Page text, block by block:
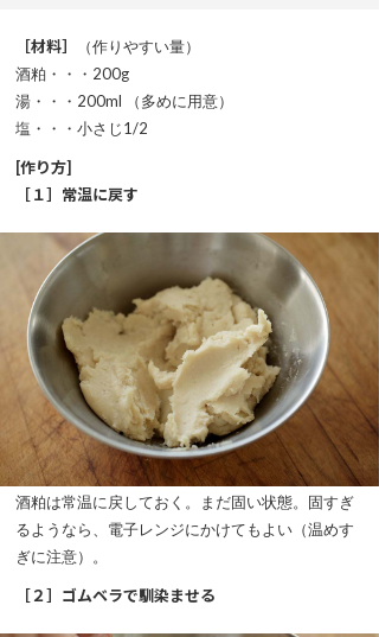
［材料］
（作りやすい量）
酒粕・・・200g
湯・・・200ml （多めに用意）
塩・・・小さじ1/2
[作り方]
［１］常温に戻す
酒粕は常温に戻しておく。まだ固い状態。固すぎ
るようなら、電子レンジにかけてもよい（温めす
ぎに注意）。
［２］ゴムベラで馴染ませる